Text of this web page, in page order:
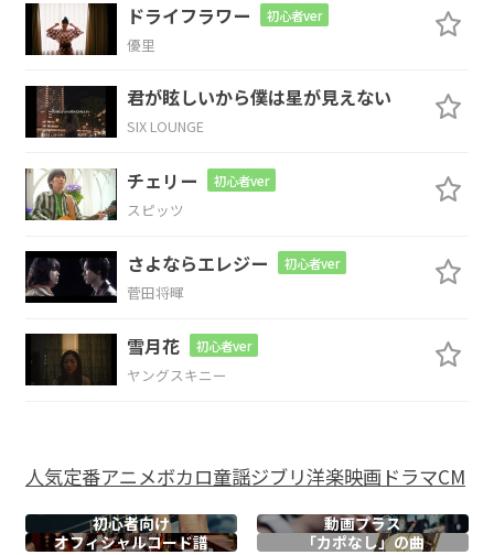
ザリガ ニが釣れた んだっ け
不意に迫る土 砂降り
C Cm7
Bm7
いつからか
E7
泥だらけに
ドライフラワー 初心者ver
優里
君が眩しいから僕は星が見えない
SIX LOUNGE
チェリー 初心者ver
スピッツ
さよならエレジー 初心者ver
菅田将暉
雪月花 初心者ver
ヤングスキニー
人気定番アニメボカロ童謡ジブリ洋楽映画ドラマCM
初心者向け
動画プラス
オフィシャルコード譜 「カポなし」の曲